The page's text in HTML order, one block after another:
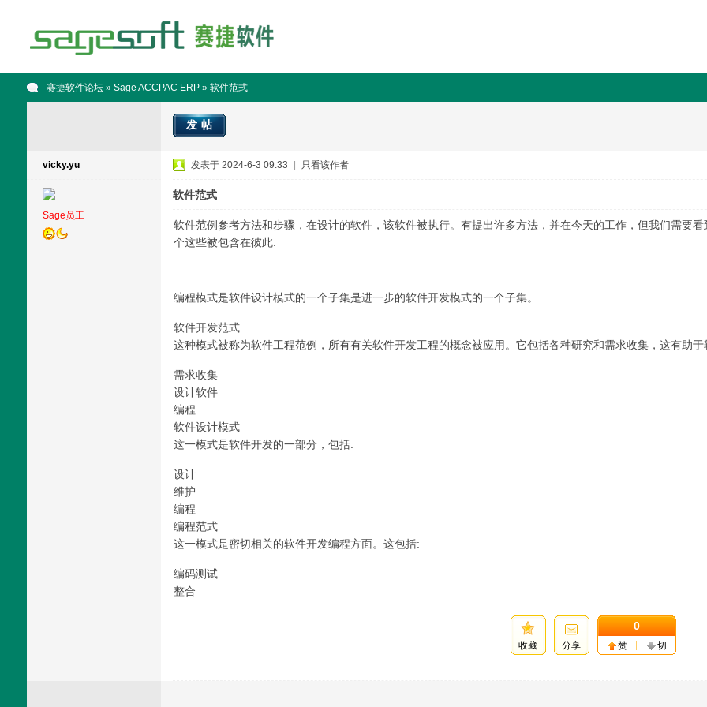
赛捷软件论坛» Sage ACCPAC ERP» 软件范式
发帖
vicky.yu
Sage员工
发表于 2024-6-3 09:33 只看该作者
软件范式
软件范例参考方法和步骤，在设计的软件，该软件被执行。有提出许多方法，并在今天的工作，但我们需要
个这些被包含在彼此:
编程模式是软件设计模式的一个子集是进一步的软件开发模式的一个子集。
软件开发范式
这种模式被称为软件工程范例，所有有关软件开发工程的概念被应用。它包括各种研究和需求收集，这有助
需求收集
设计软件
编程
软件设计模式
这一模式是软件开发的一部分，包括:
设计
维护
编程
编程范式
这一模式是密切相关的软件开发编程方面。这包括:
编码测试
整合
收藏 分享
0
赞 切